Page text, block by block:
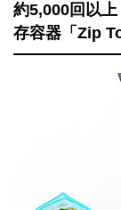
約5,000回以
存容器「Zip